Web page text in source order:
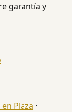
garantía y
Plaza ·